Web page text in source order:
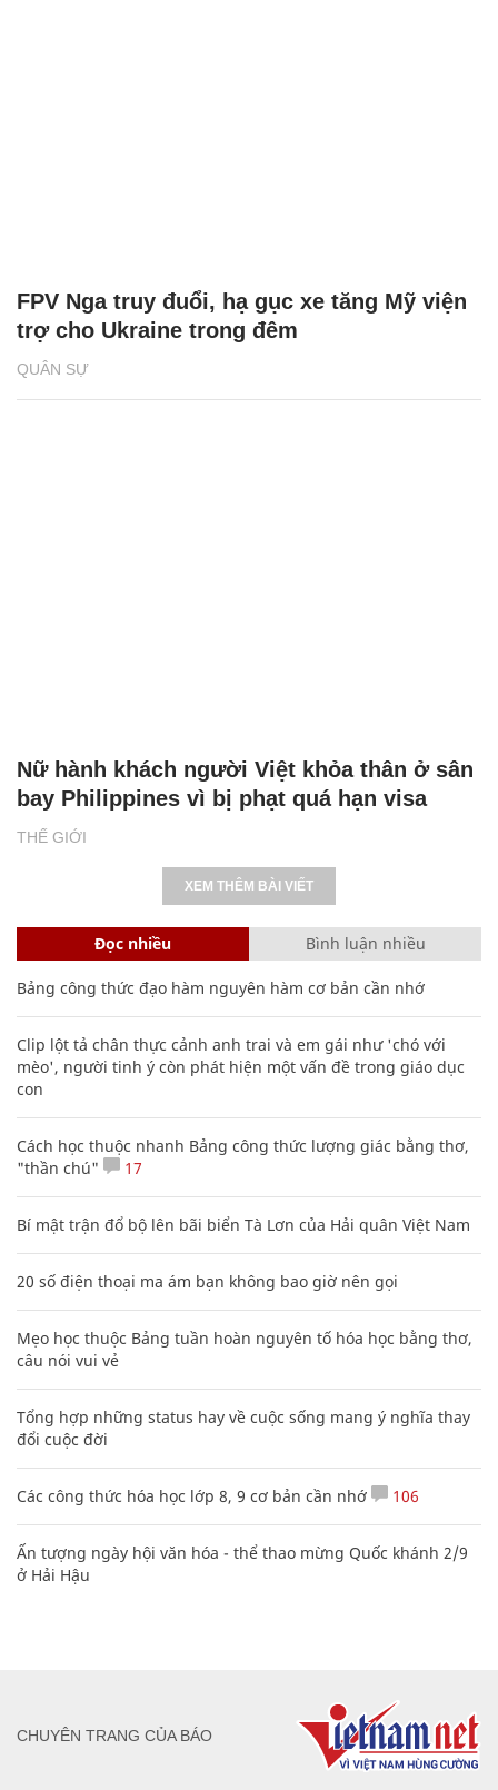
QUÂN SỰ
FPV Nga truy đuổi, hạ gục xe tăng Mỹ viện
trợ cho Ukraine trong đêm
THẾ GIỚI
Nữ hành khách người Việt khỏa thân ở sân
bay Philippines vì bị phạt quá hạn visa
XEM THÊM BÀI VIẾT
Đọc nhiều Bình luận nhiều
Bảng công thức đạo hàm nguyên hàm cơ bản cần nhớ
Clip lột tả chân thực cảnh anh trai và em gái như 'chó với
mèo', người tinh ý còn phát hiện một vấn đề trong giáo dục
con
Cách học thuộc nhanh Bảng công thức lượng giác bằng thơ,
"thần chú"
17
Bí mật trận đổ bộ lên bãi biển Tà Lơn của Hải quân Việt Nam
20 số điện thoại ma ám bạn không bao giờ nên gọi
Mẹo học thuộc Bảng tuần hoàn nguyên tố hóa học bằng thơ,
câu nói vui vẻ
Tổng hợp những status hay về cuộc sống mang ý nghĩa thay
đổi cuộc đời
Các công thức hóa học lớp 8, 9 cơ bản cần nhớ 106
Ấn tượng ngày hội văn hóa - thể thao mừng Quốc khánh 2/9
ở Hải Hậu
CHUYÊN TRANG CỦA BÁO